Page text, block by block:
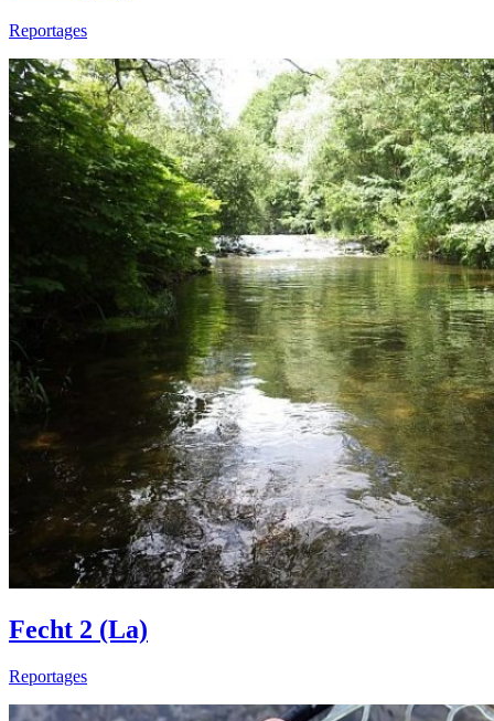
Reportages
Fecht 2 (La)
Reportages